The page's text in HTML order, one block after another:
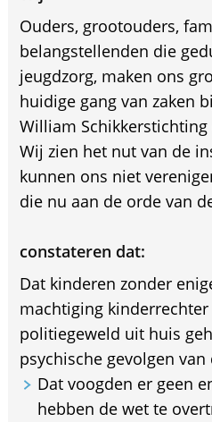
Ouders, grootouders,
belangstellenden die
jeugdzorg, maken ons
huidige gang van zaken
William Schikkerstichting
Wij zien het nut van de
kunnen ons niet
die nu aan de orde van
constateren dat:
Dat kinderen zonder
machtiging
politiegeweld uit huis
psychische gevolgen van
Dat voogden er geen
hebben de wet te